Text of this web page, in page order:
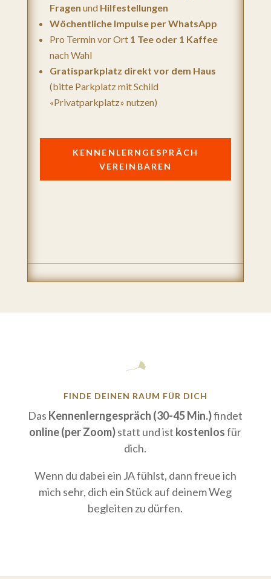
Fragen und Hilfestellungen
Wöchentliche Impulse per WhatsApp
Pro Termin vor Ort1 Tee oder 1 Kaffee
nach Wahl
Gratisparkplatz direkt vor dem Haus
(bitte Parkplatz mit Schild
«Privatparkplatz» nutzen)
KENNENLERNGESPRÄCH
VEREINBAREN
FINDE DEINEN RAUM FÜR DICH
Das Kennenlerngespräch (30-45 Min.)findet
online (per Zoom)statt und ist kostenlosfür
dich.
Wenn du dabei ein JA fühlst, dann freue ich
mich sehr, dich ein Stück auf deinem Weg
begleiten zu dürfen.